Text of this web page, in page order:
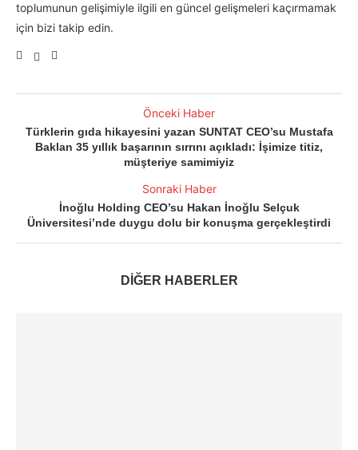
toplumunun gelişimiyle ilgili en güncel gelişmeleri kaçırmamak
için bizi takip edin.
Önceki Haber
Türklerin gıda hikayesini yazan SUNTAT CEO’su Mustafa
Baklan 35 yıllık başarının sırrını açıkladı: İşimize titiz,
müşteriye samimiyiz
Sonraki Haber
İnoğlu Holding CEO’su Hakan İnoğlu Selçuk
Üniversitesi’nde duygu dolu bir konuşma gerçekleştirdi
DİĞER HABERLER